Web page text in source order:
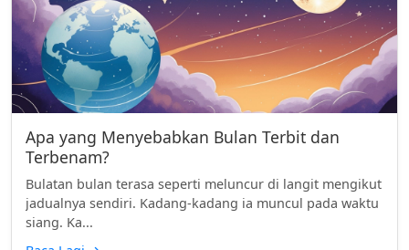
Apa yang Menyebabkan Bulan Terbit dan
Terbenam?
Bulatan bulan terasa seperti meluncur di langit mengikut
jadualnya sendiri. Kadang-kadang ia muncul pada waktu
siang. Ka...